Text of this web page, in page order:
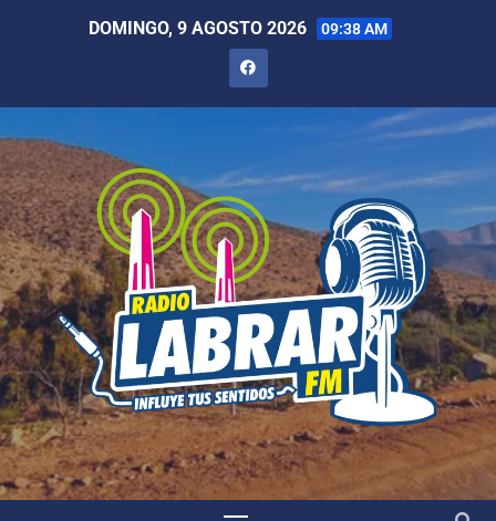
DOMINGO, 9 AGOSTO 2026 09:38 AM